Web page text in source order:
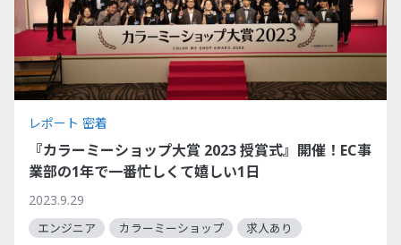
レポート 密着
『カラーミーショップ大賞 2023 授賞式』開催！EC事
業部の1年で一番忙しくて嬉しい1日
2023.9.29
エンジニア カラーミーショップ 求人あり